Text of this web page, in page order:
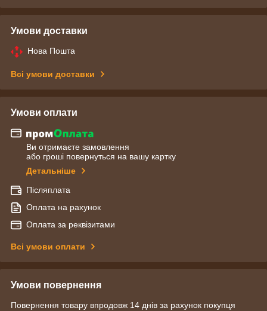
Умови доставки
Нова Пошта
Всі умови доставки
Умови оплати
Ви отримаєте замовлення
або гроші повернуться на вашу картку
Детальніше
Післяплата
Оплата на рахунок
Оплата за реквізитами
Всі умови оплати
Умови повернення
Повернення товару впродовж 14 днів за рахунок покупця